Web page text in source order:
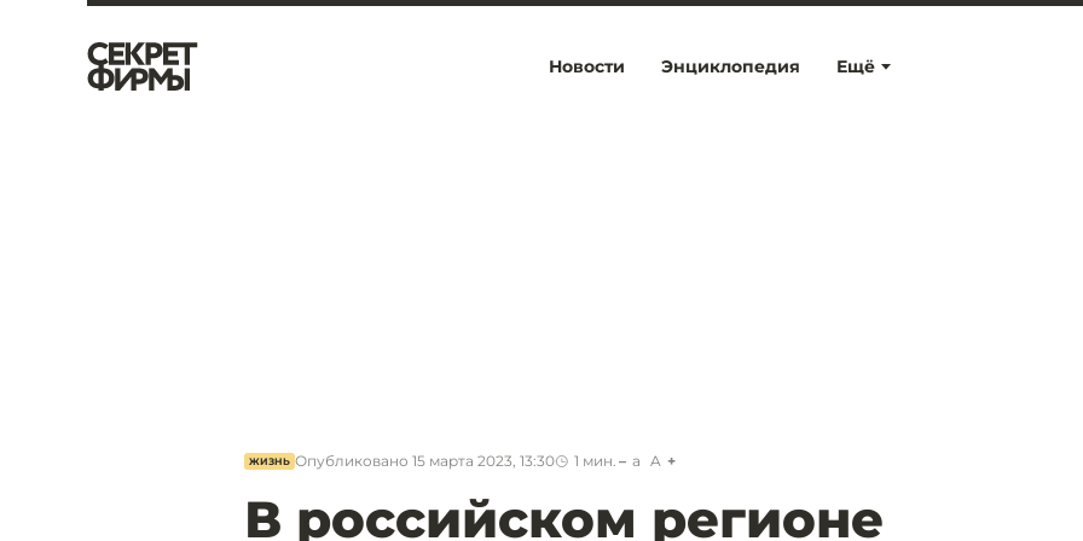
Ещё
Новости Энциклопедия
ЖИЗНЬ Опубликовано 15 марта 2023, 13:30 1 мин. a A
В российском регионе